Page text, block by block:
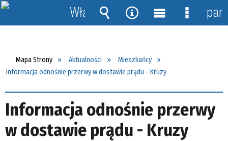
Mapa Strony Aktualności
Mieszkańcy
Informacja odnośnie przerwy w dostawie prądu - Kruzy
Informacja odnośnie przerwy
w dostawie prądu - Kruzy
Włącz
powiadomienia
Wyszukiwarka
Narzędzia
MenuMenu